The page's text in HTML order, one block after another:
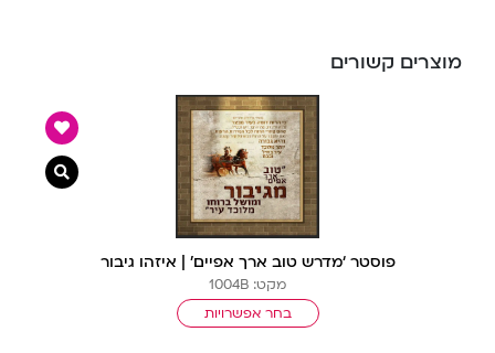
מוצרים קשורים
פוסטר ‘מדרש טוב ארך אפיים’ | איזהו גיבור
מקט: 1004B
בחר אפשרויות
צפייה